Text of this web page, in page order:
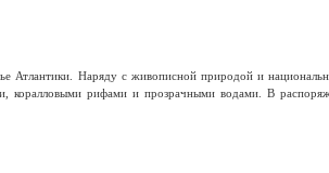
Атлантики. Наряду с живописной природой и
коралловыми рифами и прозрачными водами. В